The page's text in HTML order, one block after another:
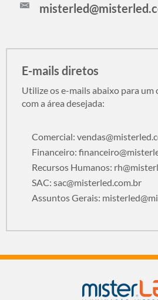
E-mails diretos
Utilize os e-mails abaixo para um
com a área desejada:
Comercial:
Financeiro:
Recursos Humanos:
SAC: sac@misterled.com.br
Assuntos Gerais: